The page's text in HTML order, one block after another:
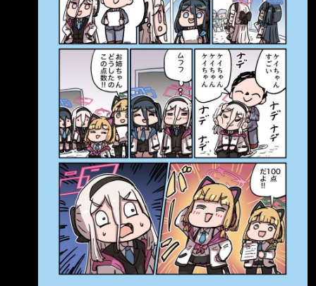
https://pbs.twimg.com/media/HPRP6jPaEAA9z
0g.jpg 桃：看啊優香，多虧了你，我考了滿分
（護貝考卷） 優：我已經聽說了喔